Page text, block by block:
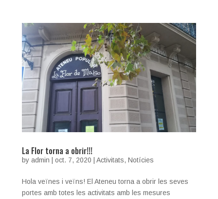
La Flor torna a obrir!!!
by admin oct. 7, 2020 Activitats, Notícies
Hola veïnes i veïns! El Ateneu torna a obrir les seves
portes amb totes les activitats amb les mesures